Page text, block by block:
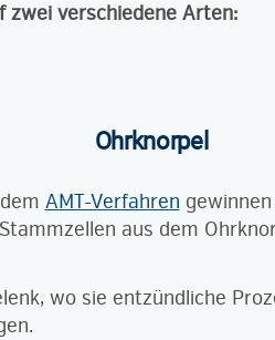
zwei verschiedene Arten:
Ohrknorpel
AMT-Verfahren
Stammzellen aus dem
wo sie entzündliche